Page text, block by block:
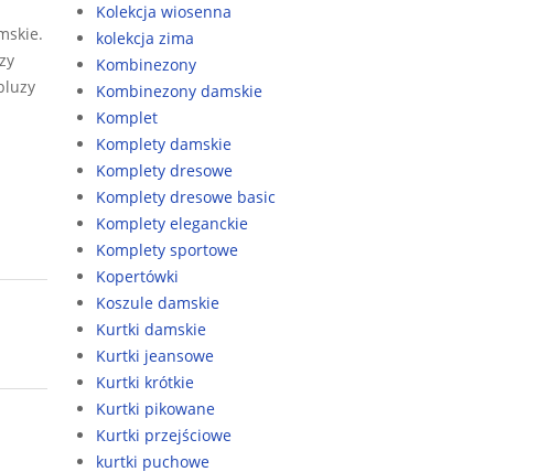
Kolekcja wiosenna
kolekcja zima
Kombinezony
Kombinezony damskie
Komplet
Komplety damskie
Komplety dresowe
Komplety dresowe basic
Komplety eleganckie
Komplety sportowe
Kopertówki
Koszule damskie
Kurtki damskie
Kurtki jeansowe
Kurtki krótkie
Kurtki pikowane
Kurtki przejściowe
kurtki puchowe